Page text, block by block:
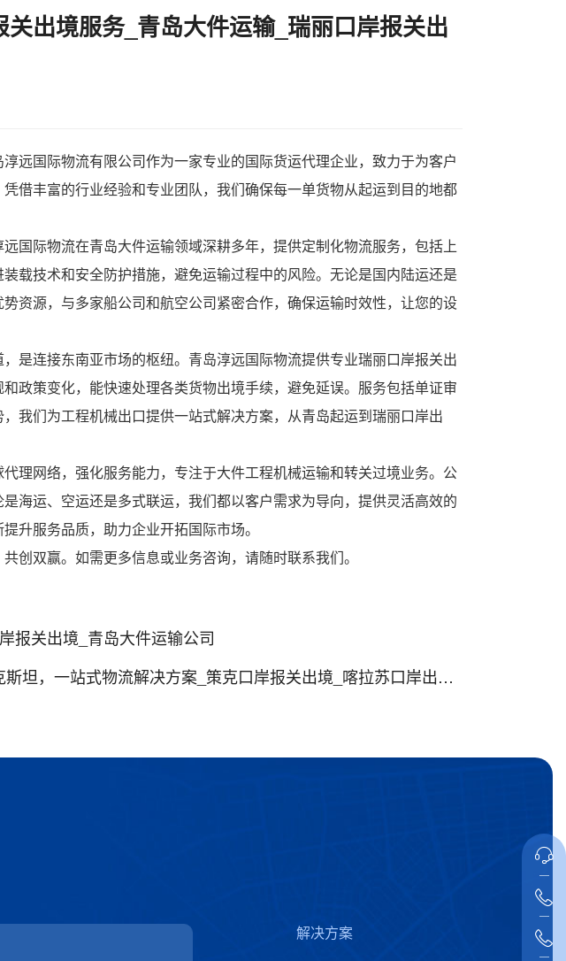
出境服务_青岛大件运输_瑞丽口岸报关出
远国际物流有限公司作为一家专业的国际货运代理企业，致力于为客户
凭借丰富的行业经验和专业团队，我们确保每一单货物从起运到目的地都
国际物流在青岛大件运输领域深耕多年，提供定制化物流服务，包括上
载技术和安全防护措施，避免运输过程中的风险。无论是国内陆运还是
资源，与多家船公司和航空公司紧密合作，确保运输时效性，让您的设
是连接东南亚市场的枢纽。青岛淳远国际物流提供专业瑞丽口岸报关出
政策变化，能快速处理各类货物出境手续，避免延误。服务包括单证审
我们为工程机械出口提供一站式解决方案，从青岛起运到瑞丽口岸出
理网络，强化服务能力，专注于大件工程机械运输和转关过境业务。公
海运、空运还是多式联运，我们都以客户需求为导向，提供灵活高效的
升服务品质，助力企业开拓国际市场。
创双赢。如需更多信息或业务咨询，请随时联系我们。
报关出境_青岛大件运输公司
式物流解决方案_策克口岸报关出境_喀拉苏口岸出境到塔吉克斯坦
解决方案